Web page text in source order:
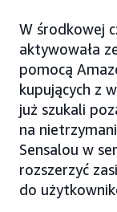
W środkowej
aktywowała
pomocą
kupujących z
już szukali
na
Sensalou w
rozszerzyć
do